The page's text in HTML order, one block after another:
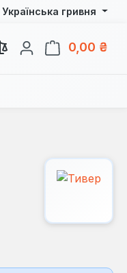
Українська гривня
є 0 у списку бажань
0,00 ₴